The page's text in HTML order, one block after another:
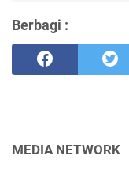
Berbagi :
MEDIA NETWORK